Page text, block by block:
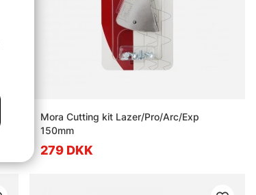
Mora Cutting kit Lazer/Pro/Arc/Exp
150mm
279 DKK